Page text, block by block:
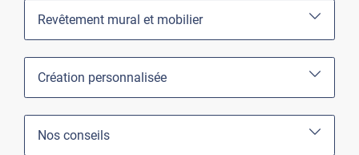
Revêtement mural et mobilier
Création personnalisée
Nos conseils